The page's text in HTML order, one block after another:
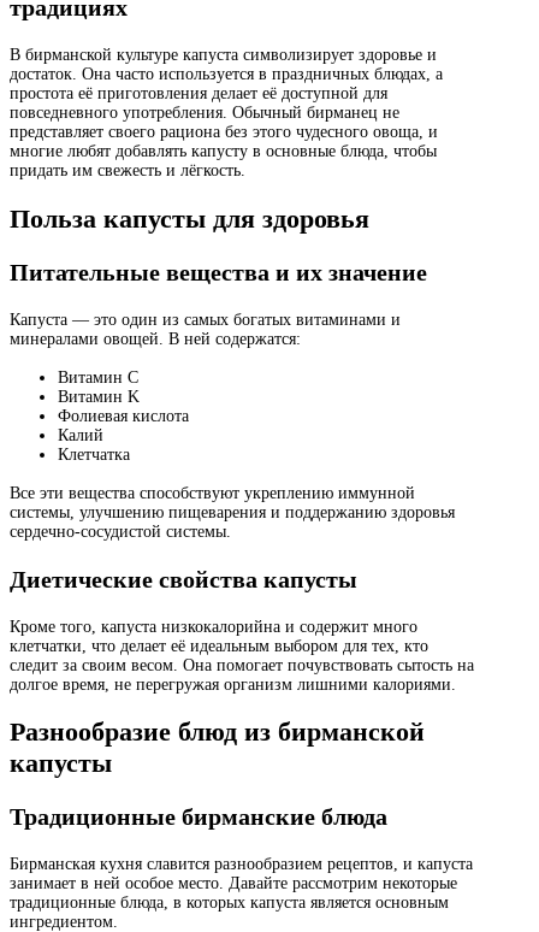
традициях
В бирманской культуре капуста символизирует здоровье и
достаток. Она часто используется в праздничных блюдах, а
простота её приготовления делает её доступной для
повседневного употребления. Обычный бирманец не
представляет своего рациона без этого чудесного овоща, и
многие любят добавлять капусту в основные блюда, чтобы
придать им свежесть и лёгкость.
Польза капусты для здоровья
Питательные вещества и их значение
Капуста — это один из самых богатых витаминами и
минералами овощей. В ней содержатся:
Витамин C
Витамин K
Фолиевая кислота
Калий
Клетчатка
Все эти вещества способствуют укреплению иммунной
системы, улучшению пищеварения и поддержанию здоровья
сердечно-сосудистой системы.
Диетические свойства капусты
Кроме того, капуста низкокалорийна и содержит много
клетчатки, что делает её идеальным выбором для тех, кто
следит за своим весом. Она помогает почувствовать сытость на
долгое время, не перегружая организм лишними калориями.
Разнообразие блюд из бирманской
капусты
Традиционные бирманские блюда
Бирманская кухня славится разнообразием рецептов, и капуста
занимает в ней особое место. Давайте рассмотрим некоторые
традиционные блюда, в которых капуста является основным
ингредиентом.